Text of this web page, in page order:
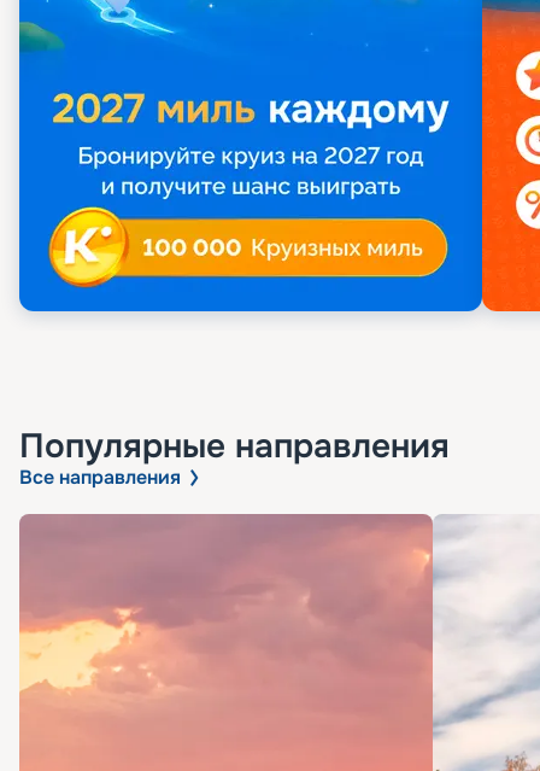
Популярные направления
Все направления